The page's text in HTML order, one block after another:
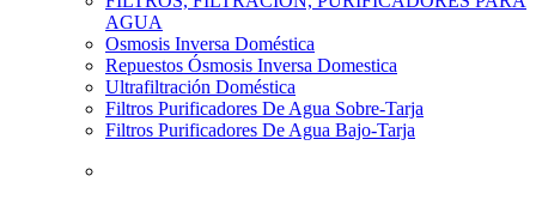
AGUA
Osmosis Inversa Doméstica
Repuestos Ósmosis Inversa Domestica
Ultrafiltración Doméstica
Filtros Purificadores De Agua Sobre-Tarja
Filtros Purificadores De Agua Bajo-Tarja